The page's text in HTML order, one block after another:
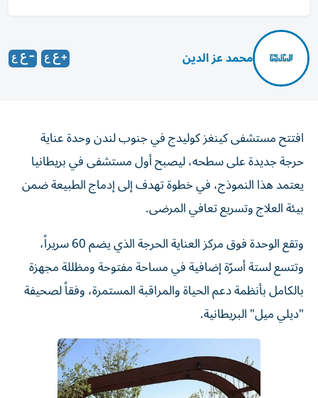
محمد عز الدين
افتتح مستشفى كينغز كوليدج في جنوب لندن وحدة عناية
حرجة جديدة على سطحه، ليصبح أول مستشفى في بريطانيا
يعتمد هذا النموذج، في خطوة تهدف إلى إدماج الطبيعة ضمن
بيئة العلاج وتسريع تعافي المرضى.
وتقع الوحدة فوق مركز العناية الحرجة الذي يضم 60 سريراً،
وتتسع لستة أسرّة إضافية في مساحة مفتوحة ومظللة مجهزة
بالكامل بأنظمة دعم الحياة والمراقبة المستمرة، وفقاً لصحيفة
"ديلي ميل" البريطانية.